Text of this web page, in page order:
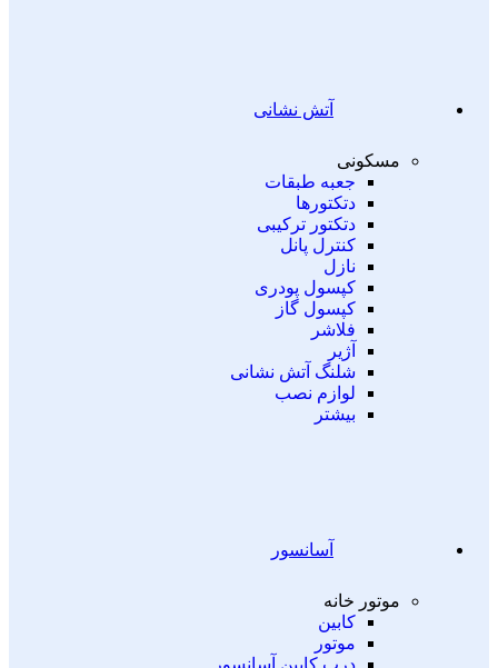
آتش نشانی
مسکونی
جعبه طبقات
دتکتورها
دتکتور ترکیبی
کنترل پانل
نازل
کپسول پودری
کپسول گاز
فلاشر
آژیر
شلنگ آتش نشانی
لوازم نصب
بیشتر
آسانسور
موتور خانه
کابین
موتور